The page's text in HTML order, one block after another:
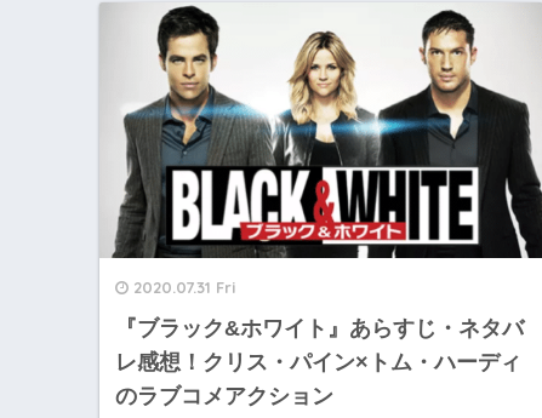
2020.07.31 Fri
『ブラック&ホワイト』あらすじ・ネタバ
レ感想！クリス・パイン×トム・ハーディ
のラブコメアクション